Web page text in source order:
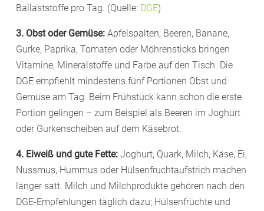
Ballaststoffe pro Tag. (Quelle: DGE)
3. Obst oder Gemüse: Apfelspalten, Beeren, Banane,
Gurke, Paprika, Tomaten oder Möhrensticks bringen
Vitamine, Mineralstoffe und Farbe auf den Tisch. Die
DGE empfiehlt mindestens fünf Portionen Obst und
Gemüse am Tag. Beim Frühstück kann schon die erste
Portion gelingen – zum Beispiel als Beeren im Joghurt
oder Gurkenscheiben auf dem Käsebrot.
4. Eiweiß und gute Fette: Joghurt, Quark, Milch, Käse, Ei,
Nussmus, Hummus oder Hülsenfruchtaufstrich machen
länger satt. Milch und Milchprodukte gehören nach den
DGE-Empfehlungen täglich dazu; Hülsenfrüchte und